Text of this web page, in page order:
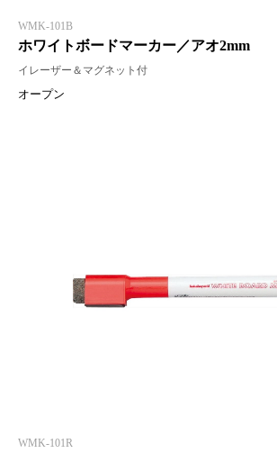
WMK-101B
ホワイトボードマーカー／アオ2mm
イレーザー＆マグネット付
オープン
WMK-101R